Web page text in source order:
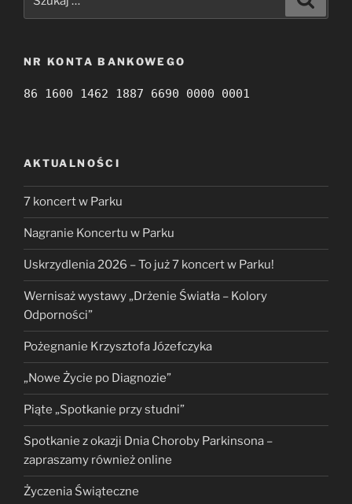
NR KONTA BANKOWEGO
86 1600 1462 1887 6690 0000 0001
AKTUALNOŚCI
7 koncert w Parku
Nagranie Koncertu w Parku
Uskrzydlenia 2026 – To już 7 koncert w Parku!
Wernisaż wystawy „Drżenie Światła – Kolory
Odporności”
Pożegnanie Krzysztofa Józefczyka
„Nowe Życie po Diagnozie”
Piąte „Spotkanie przy studni”
Spotkanie z okazji Dnia Choroby Parkinsona –
zapraszamy również online
Życzenia Świąteczne